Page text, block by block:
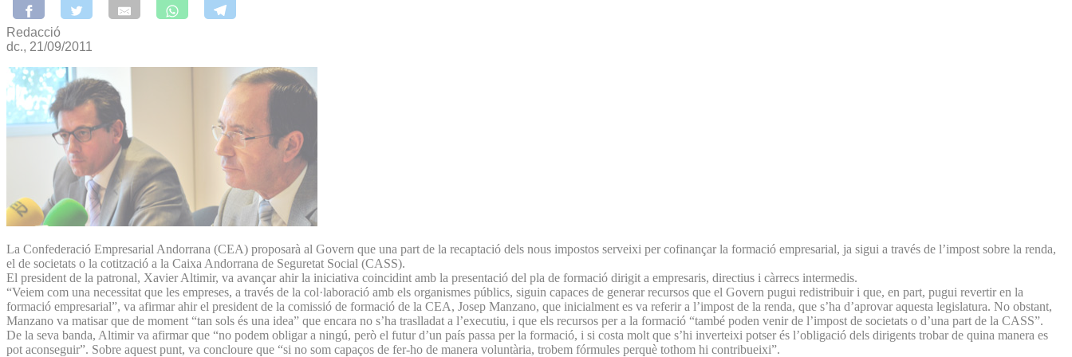
Redacció
dc., 21/09/2011
La Confederació Empresarial Andorrana (CEA) proposarà al Govern que una part de la recaptació dels nous impostos serveixi per cofinançar la formació empresarial, ja sigui a través de l’impost sobre la renda,
el de societats o la cotització a la Caixa Andorrana de Seguretat Social (CASS).
El president de la patronal, Xavier Altimir, va avançar ahir la iniciativa coincidint amb la presentació del pla de formació dirigit a empresaris, directius i càrrecs intermedis.
“Veiem com una necessitat que les empreses, a través de la col·laboració amb els organismes públics, siguin capaces de generar recursos que el Govern pugui redistribuir i que, en part, pugui revertir en la
formació empresarial”, va afirmar ahir el president de la comissió de formació de la CEA, Josep Manzano, que inicialment es va referir a l’impost de la renda, que s’ha d’aprovar aquesta legislatura. No obstant,
Manzano va matisar que de moment “tan sols és una idea” que encara no s’ha traslladat a l’executiu, i que els recursos per a la formació “també poden venir de l’impost de societats o d’una part de la CASS”.
De la seva banda, Altimir va afirmar que “no podem obligar a ningú, però el futur d’un país passa per la formació, i si costa molt que s’hi inverteixi potser és l’obligació dels dirigents trobar de quina manera es
pot aconseguir”. Sobre aquest punt, va concloure que “si no som capaços de fer-ho de manera voluntària, trobem fórmules perquè tothom hi contribueixi”.